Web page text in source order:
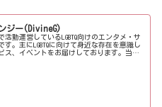
ジー(DivineG)
活動運営しているLGBTQ向けのエンタメ・サ
す。主にLGBTQに向けて身近な存在を意識し
ス、イベントをお届けしております。当事